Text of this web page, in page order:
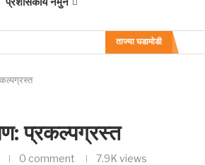
ताज्या घडामोडी
प्रकल्पग्रस्त
0 comment 7.9K views